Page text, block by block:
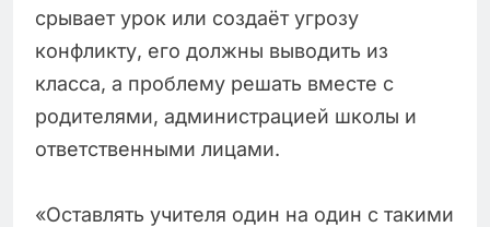
срывает урок или создаёт угрозу
конфликту, его должны выводить из
класса, а проблему решать вместе с
родителями, администрацией школы и
ответственными лицами.
«Оставлять учителя один на один с такими